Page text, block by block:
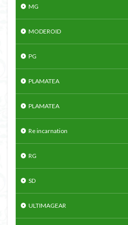
MG
MODEROID
PG
PLAMATEA
PLAMATEA
Re incarnation
RG
SD
ULTIMAGEAR